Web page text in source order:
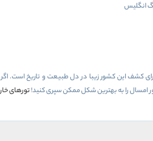
انگلیس
کشف این کشور زیبا در دل طبیعت و تاریخ است.
امسال را به بهترین شکل ممکن سپری کنید!تورهای